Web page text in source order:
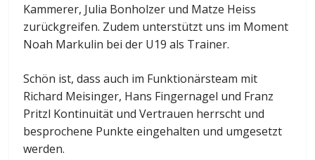
Kammerer, Julia Bonholzer und Matze Heiss
zurückgreifen. Zudem unterstützt uns im Moment
Noah Markulin bei der U19 als Trainer.
Schön ist, dass auch im Funktionärsteam mit
Richard Meisinger, Hans Fingernagel und Franz
Pritzl Kontinuität und Vertrauen herrscht und
besprochene Punkte eingehalten und umgesetzt
werden.